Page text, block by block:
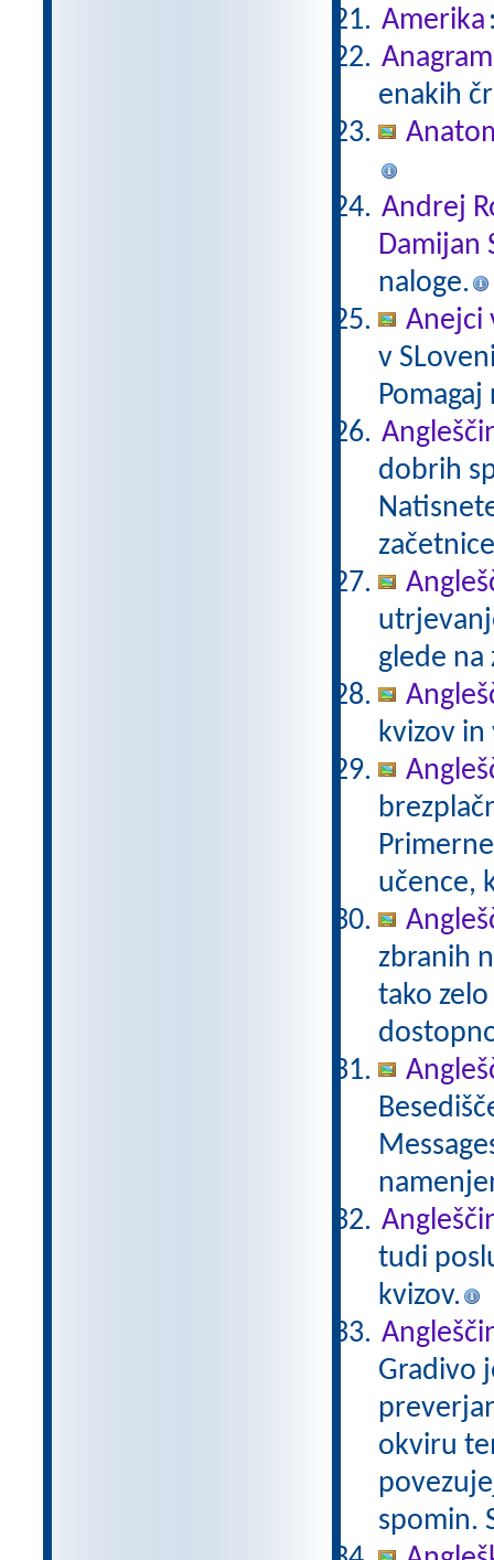
Amerika
enakih
Andrej
Damijan
naloge.
Anejci
v
dobrih
glede na
kvizov
učence,
zbranih
tako
tudi
kvizov.
Gradivo
okviru
spomin.